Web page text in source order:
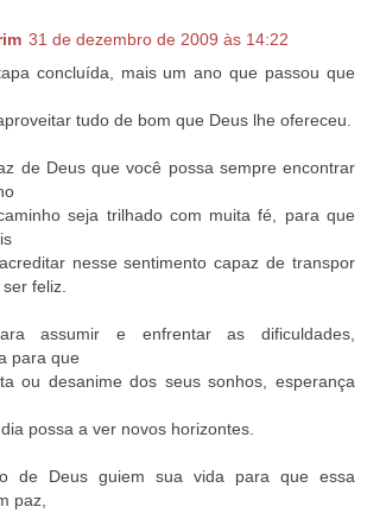
31 de dezembro de 2009 às 14:22
concluída, mais um ano que passou que
tudo de bom que Deus lhe ofereceu.
de Deus que você possa sempre encontrar
seja trilhado com muita fé, para que
nesse sentimento capaz de transpor
feliz.
assumir e enfrentar as dificuldades,
para que
ou desanime dos seus sonhos, esperança
possa a ver novos horizontes.
de Deus guiem sua vida para que essa
paz,